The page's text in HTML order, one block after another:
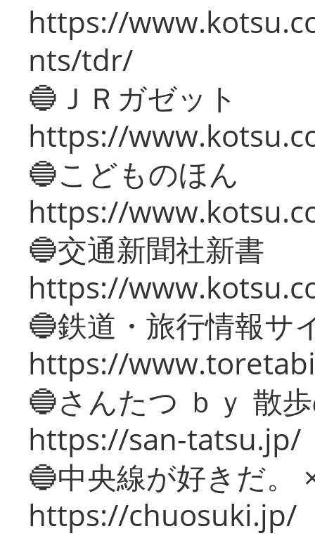
https://
nts/tdr/
🔵ＪＲガゼット
https://
🔵こどものほん
https://
🔵交通新聞社新書
https://
🔵鉄道・旅行情報サ
https://
🔵さんたつ ｂｙ 散
https://san-tatsu.jp/
🔵中央線が好きだ。
https://chuosuki.jp/